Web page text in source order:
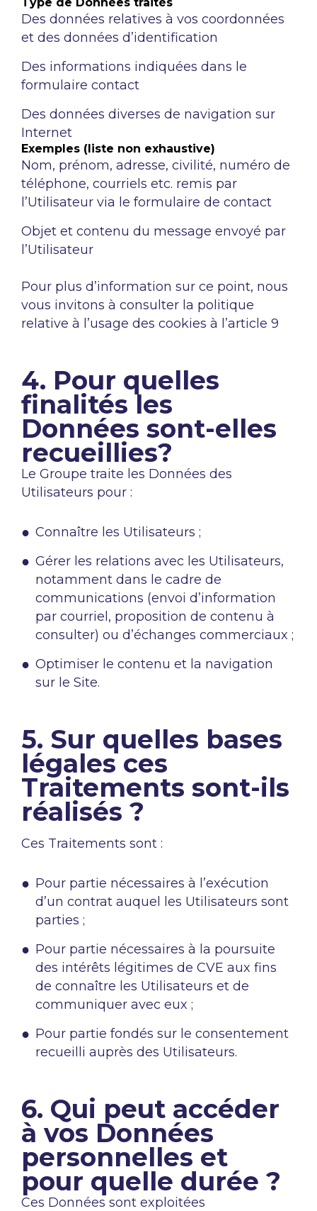
Des données relatives à vos coordonnées
et des données d’identification
Des informations indiquées dans le
formulaire contact
Des données diverses de navigation sur
Internet
Exemples (liste non exhaustive)
Nom, prénom, adresse, civilité, numéro de
téléphone, courriels etc. remis par
l’Utilisateur via le formulaire de contact
Objet et contenu du message envoyé par
l’Utilisateur
Pour plus d’information sur ce point, nous
vous invitons à consulter la politique
relative à l’usage des cookies à l’article 9
4. Pour quelles
finalités les
Données sont-elles
recueillies?
Le Groupe traite les Données des
Utilisateurs pour :
Connaître les Utilisateurs ;
Gérer les relations avec les Utilisateurs,
notamment dans le cadre de
communications (envoi d’information
par courriel, proposition de contenu à
consulter) ou d’échanges commerciaux ;
Optimiser le contenu et la navigation
sur le Site.
5. Sur quelles bases
légales ces
Traitements sont-ils
réalisés ?
Ces Traitements sont :
Pour partie nécessaires à l’exécution
d’un contrat auquel les Utilisateurs sont
parties ;
Pour partie nécessaires à la poursuite
des intérêts légitimes de CVE aux fins
de connaître les Utilisateurs et de
communiquer avec eux ;
Pour partie fondés sur le consentement
recueilli auprès des Utilisateurs.
6. Qui peut accéder
à vos Données
personnelles et
pour quelle durée ?
Ces Données sont exploitées